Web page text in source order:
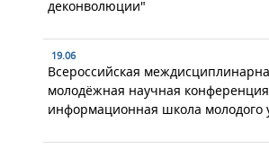
деконволюции"
19.06
Всероссийская
молодёжная научная
информационная школа молодого